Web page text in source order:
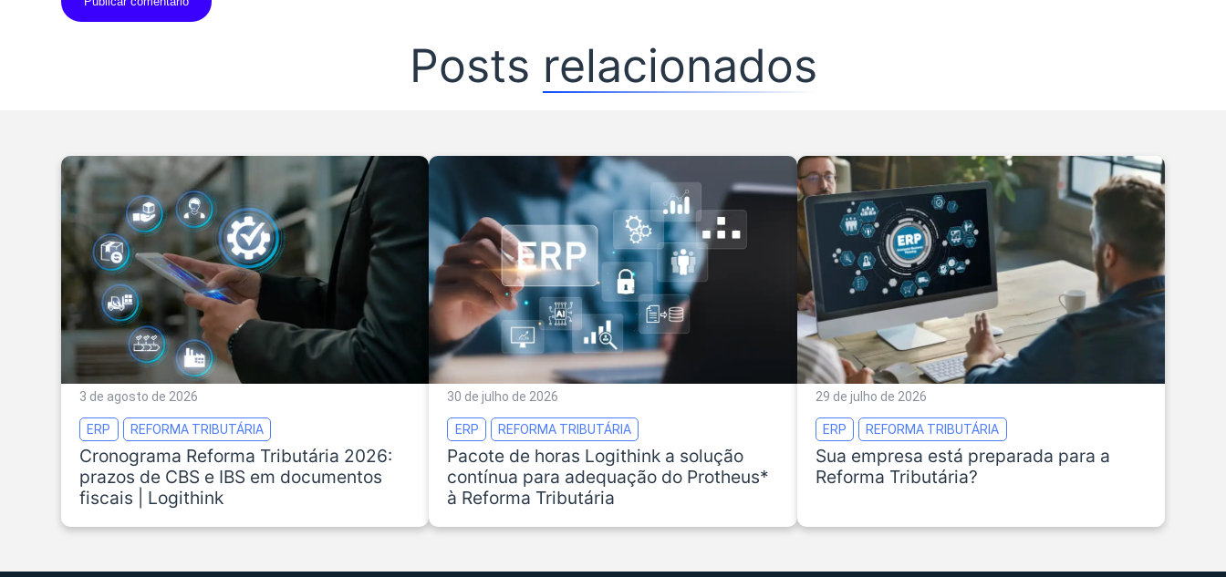
Posts relacionados
3 de agosto de 2026
ERP REFORMA TRIBUTÁRIA
Cronograma Reforma Tributária 2026:
prazos de CBS e IBS em documentos
fiscais | Logithink
30 de julho de 2026
ERP REFORMA TRIBUTÁRIA
Pacote de horas Logithink a solução
contínua para adequação do Protheus*
à Reforma Tributária
29 de julho de 2026
ERP REFORMA TRIBUTÁRIA
Sua empresa está preparada para a
Reforma Tributária?